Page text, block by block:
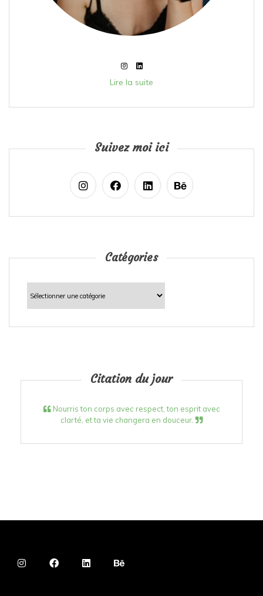
Lire la suite
Suivez moi ici
Catégories
Catégories
Citation du jour
Nourris ton corps avec respect, ton esprit avec
clarté, et ta vie changera en douceur.